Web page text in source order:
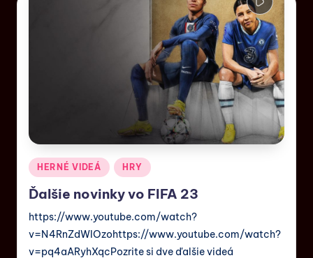
HERNÉ VIDEÁ HRY
Ďalšie novinky vo FIFA 23
https://www.youtube.com/watch?
v=N4RnZdWIOzohttps://www.youtube.com/watch?
v=pq4aARyhXqcPozrite si dve ďalšie videá